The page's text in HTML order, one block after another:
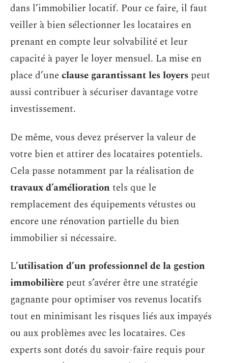
dans l’immobilier locatif. Pour ce faire, il faut
veiller à bien sélectionner les locataires en
prenant en compte leur solvabilité et leur
capacité à payer le loyer mensuel. La mise en
place d’uneclause garantissant les loyers peut
aussi contribuer à sécuriser davantage votre
investissement.
De même, vous devez préserver la valeur de
votre bien et attirer des locataires potentiels.
Cela passe notamment par la réalisation de
travaux d’améliorationtels que le
remplacement des équipements vétustes ou
encore une rénovation partielle du bien
immobilier si nécessaire.
L’utilisation d’un professionnel de la gestion
immobilière peut s’avérer être une stratégie
gagnante pour optimiser vos revenus locatifs
tout en minimisant les risques liés aux impayés
ou aux problèmes avec les locataires. Ces
experts sont dotés du savoir-faire requis pour